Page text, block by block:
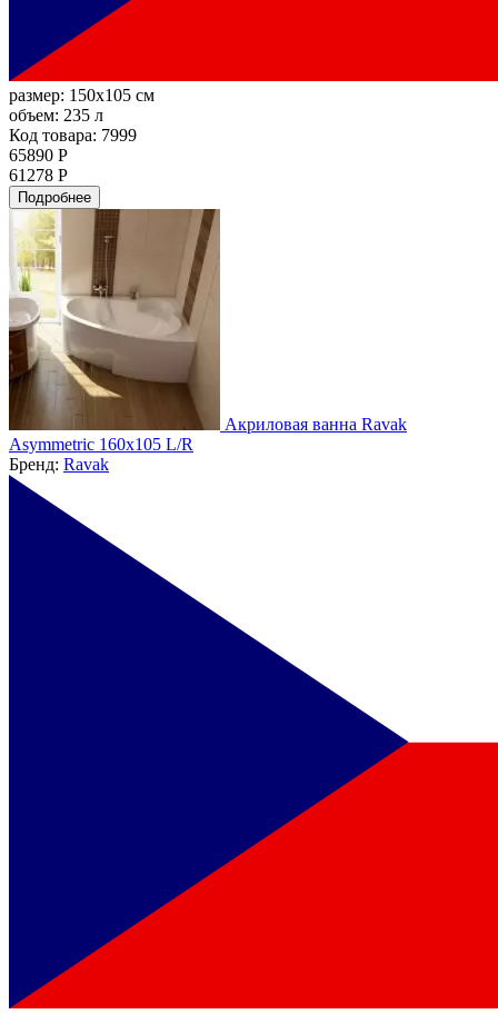
размер: 150x105 см
объем: 235 л
Код товара: 7999
65890 Р
61278 Р
Подробнее
Акриловая ванна Ravak
Asymmetric 160x105 L/R
Бренд: Ravak